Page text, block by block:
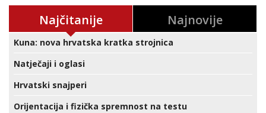
Najčitanije Najnovije
Kuna: nova hrvatska kratka strojnica
Natječaji i oglasi
Hrvatski snajperi
Orijentacija i fizička spremnost na testu